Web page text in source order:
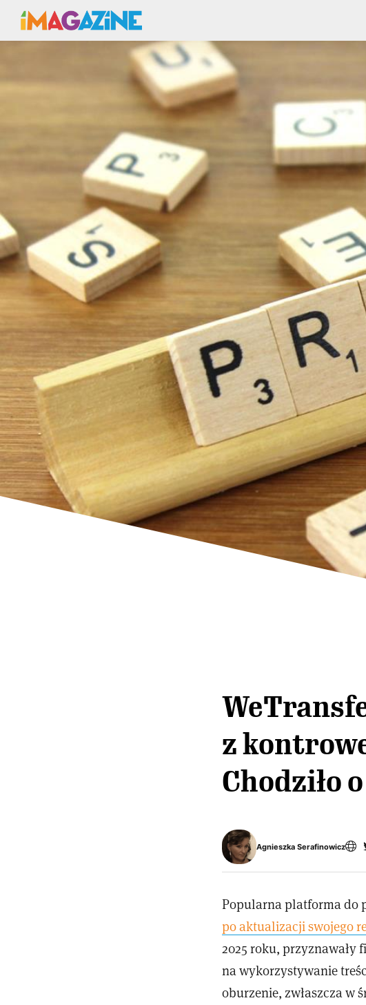
z
Chodziło
Agnieszka Serafinowicz
Popularna platforma do
po aktualizacji swojego
2025 roku, przyznawały
na wykorzystywanie
oburzenie, zwłaszcza w